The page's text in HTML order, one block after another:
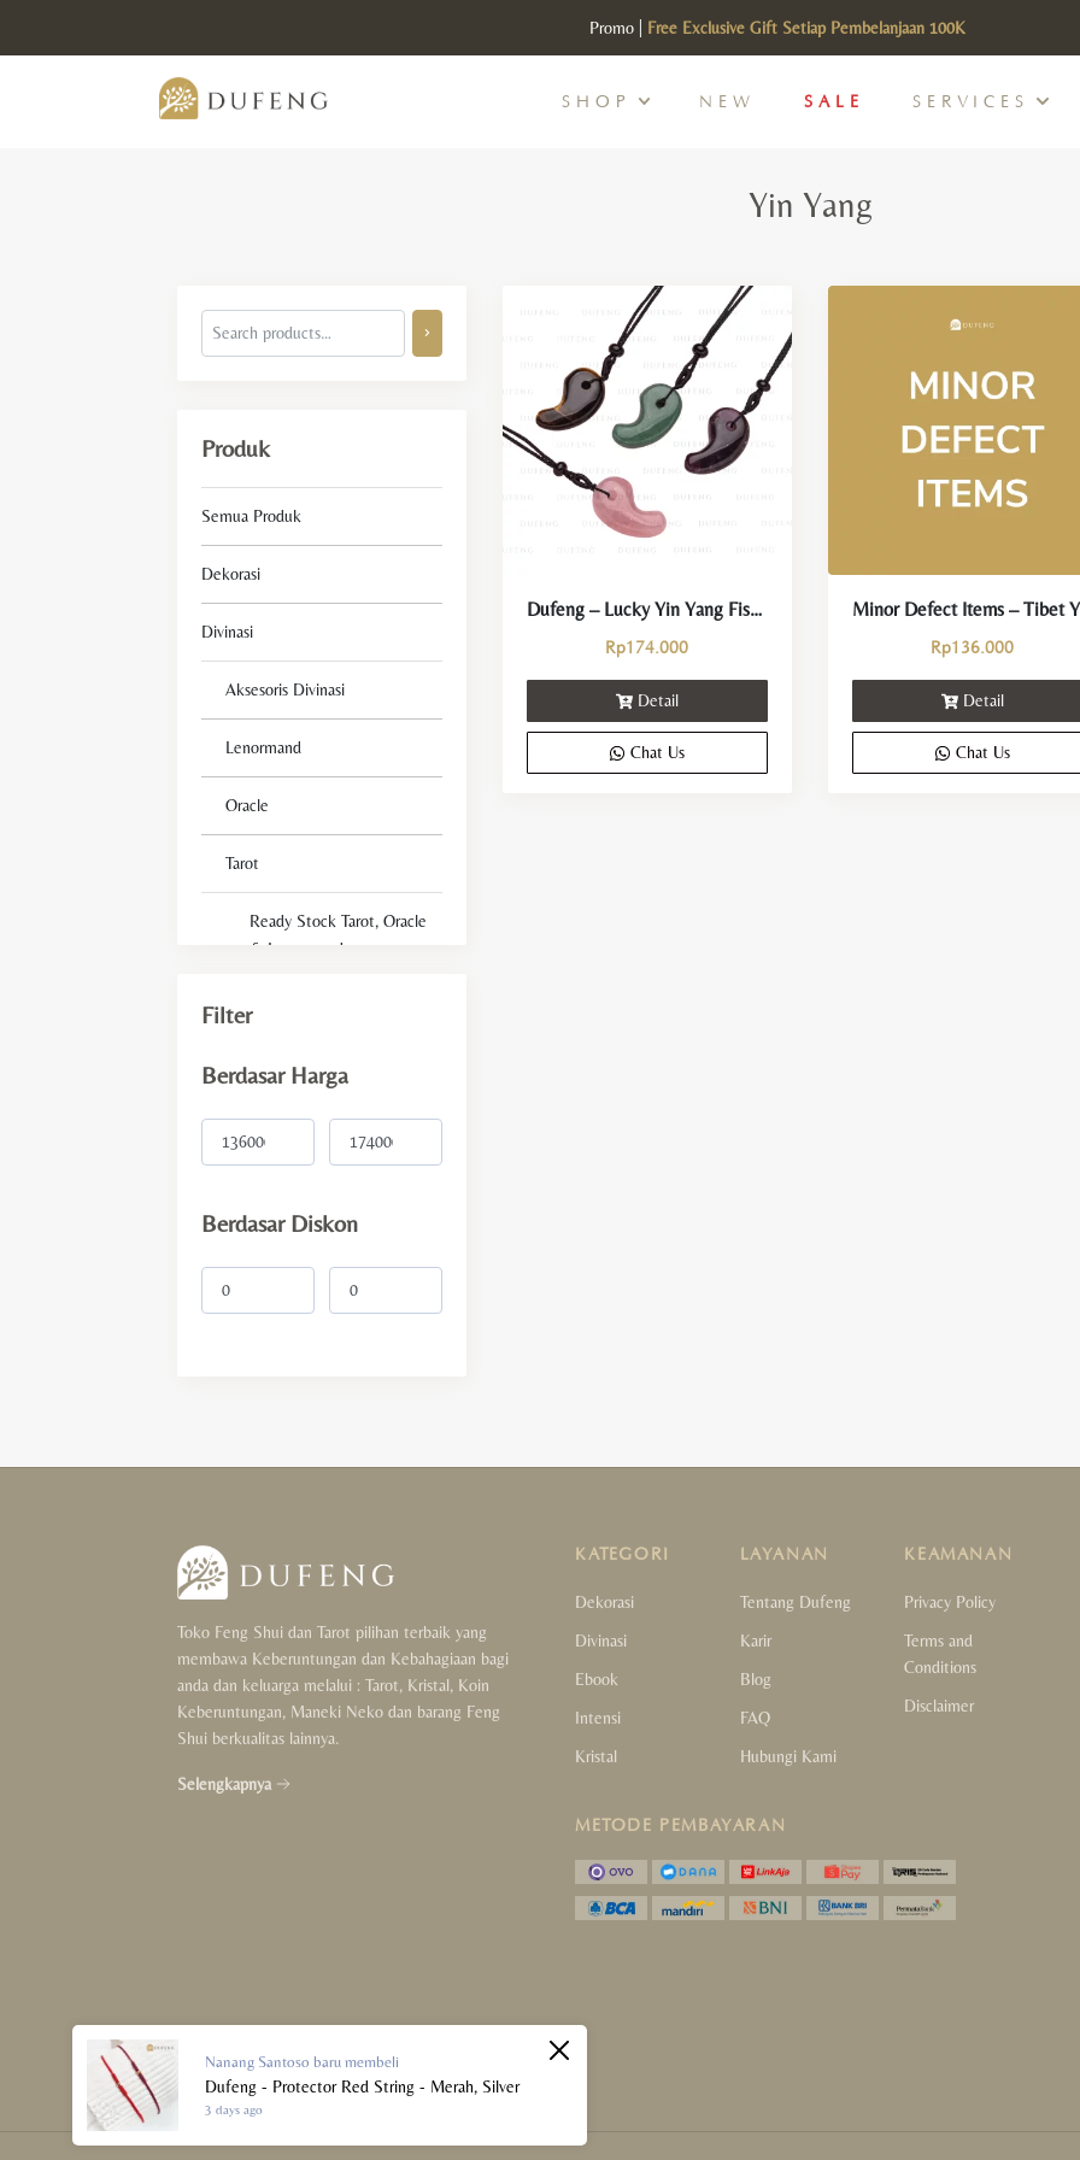
Promo | Free Exclusive Gift Setiap Pembelanjaan 100K
SHOP NEW SALE SERVICES
Yin Yang
Produk
Semua Produk
Dekorasi
Divinasi
Aksesoris Divinasi
Lenormand
Oracle
Tarot
Ready Stock Tarot, Oracle
& Lenormand
Fengshui
Intensi
Love & Happiness
Protection & Support
Gift
For Him
For Couple
Filter
Berdasar Harga
Berdasar Diskon
Dufeng – Lucky Yin Yang Fish Crystal Necklace
Rp174.000
Detail
Chat Us
Rp136.000
Detail
Chat Us
Toko Feng Shui dan Tarot pilihan terbaik yang
membawa Keberuntungan dan Kebahagiaan bagi
anda dan keluarga melalui : Tarot, Kristal, Koin
Keberuntungan, Maneki Neko dan barang Feng
Shui berkualitas lainnya.
Selengkapnya
KATEGORI
Dekorasi
Divinasi
Ebook
Intensi
Kristal
LAYANAN
Tentang Dufeng
Karir
Blog
FAQ
Hubungi Kami
KEAMANAN
Privacy Policy
Terms and
Conditions
Disclaimer
METODE PEMBAYARAN
Nanang Santoso baru membeli
Dufeng - Protector Red String - Merah, Silver
3 days ago